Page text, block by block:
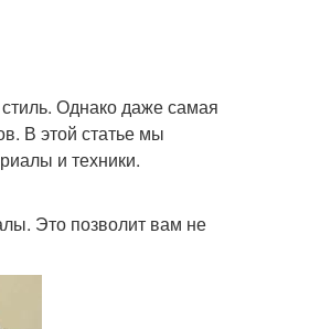
Однако даже самая
В этой статье мы
и техники.
Это позволит вам не